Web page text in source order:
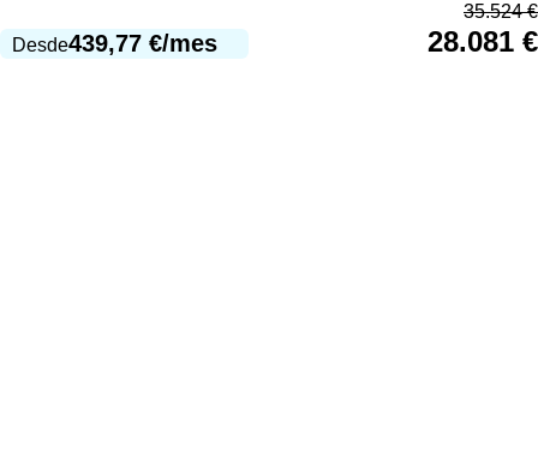
Desde439,77 €/mes
35.524€
28.081 €